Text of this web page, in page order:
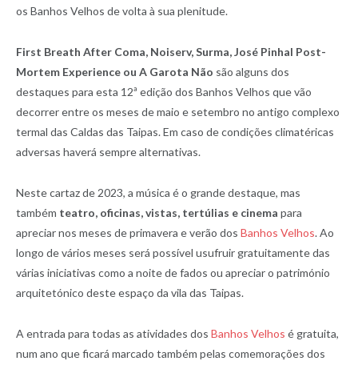
os Banhos Velhos de volta à sua plenitude.
First Breath After Coma, Noiserv, Surma, José Pinhal Post-
Mortem Experience ou A Garota Não são alguns dos
destaques para esta 12ª edição dos Banhos Velhos que vão
decorrer entre os meses de maio e setembro no antigo complexo
termal das Caldas das Taipas. Em caso de condições climatéricas
adversas haverá sempre alternativas.
Neste cartaz de 2023, a música é o grande destaque, mas
também teatro, oficinas, vistas, tertúlias e cinema para
apreciar nos meses de primavera e verão dos Banhos Velhos. Ao
longo de vários meses será possível usufruir gratuitamente das
várias iniciativas como a noite de fados ou apreciar o património
arquitetónico deste espaço da vila das Taipas.
A entrada para todas as atividades dos Banhos Velhos é gratuita,
num ano que ficará marcado também pelas comemorações dos